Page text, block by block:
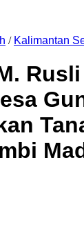
/ Kalimantan